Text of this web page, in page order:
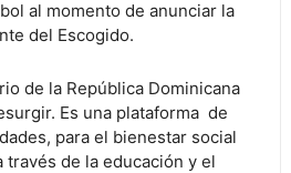
al momento de anunciar la
del Escogido.
de la República Dominicana
Es una plataforma de
para el bienestar social
través de la educación y el